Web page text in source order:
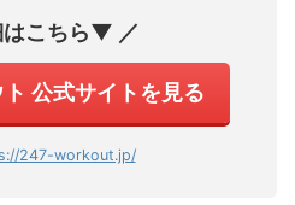
こちら▼ ／
公式サイトを見る
247-workout.jp/